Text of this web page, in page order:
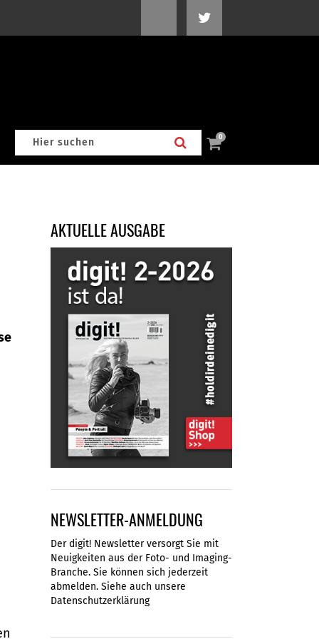
0
AKTUELLE AUSGABE
NEWSLETTER-ANMELDUNG
Der digit! Newsletter versorgt Sie mit
Neuigkeiten aus der Foto- und Imaging-
Branche. Sie können sich jederzeit
abmelden. Siehe auch unsere
Datenschutzerklärung